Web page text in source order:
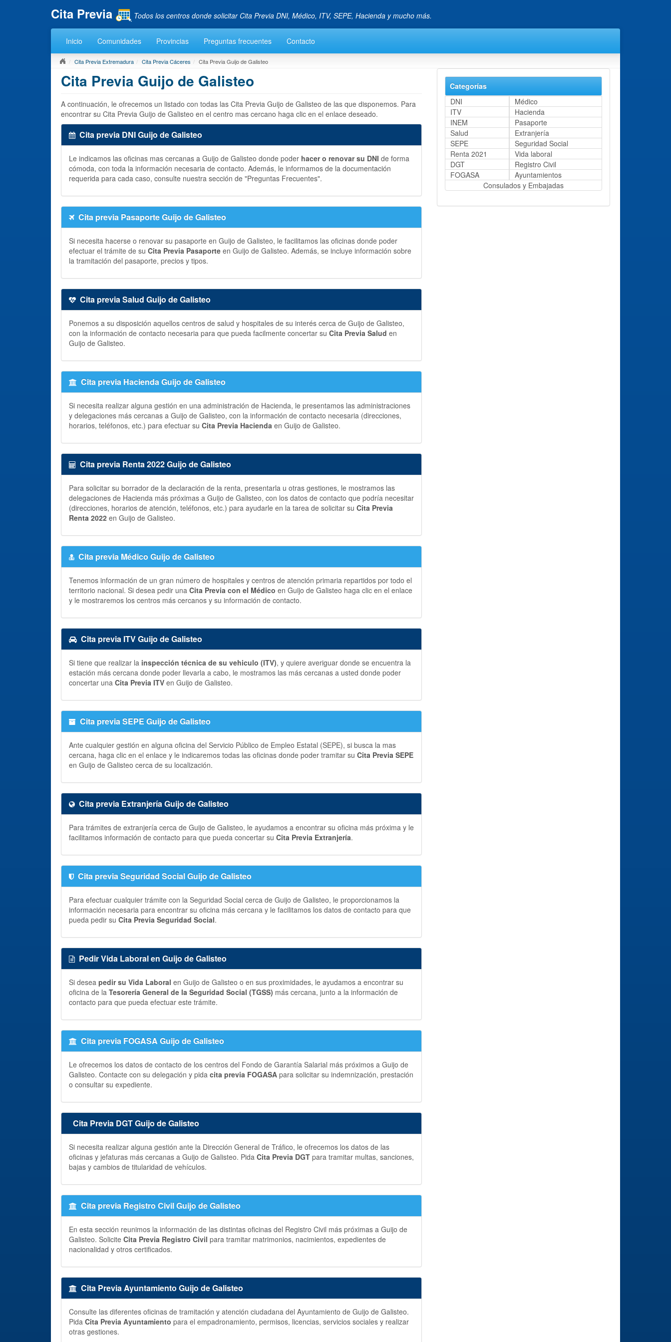
Cita Previa Todos los centros donde solicitar Cita Previa DNI, Médico, ITV, SEPE, Hacienda y mucho más.
Inicio Comunidades Provincias Preguntas frecuentes Contacto
Cita Previa Extremadura Cita Previa Cáceres Cita Previa Guijo de Galisteo
Cita Previa Guijo de Galisteo
A continuación, le ofrecemos un listado con todas las Cita Previa Guijo de Galisteo de las que disponemos. Para
encontrar su Cita Previa Guijo de Galisteo en el centro mas cercano haga clic en el enlace deseado.
Cita previa DNI Guijo de Galisteo
Le indicamos las oficinas mas cercanas a Guijo de Galisteo donde poder hacer o renovar su DNI de forma
cómoda, con toda la información necesaria de contacto. Además, le informamos de la documentación
requerida para cada caso, consulte nuestra sección de "Preguntas Frecuentes".
Cita previa Pasaporte Guijo de Galisteo
Si necesita hacerse o renovar su pasaporte en Guijo de Galisteo, le facilitamos las oficinas donde poder
efectuar el trámite de su Cita Previa Pasaporte en Guijo de Galisteo. Además, se incluye información sobre
la tramitación del pasaporte, precios y tipos.
Cita previa Salud Guijo de Galisteo
Ponemos a su disposición aquellos centros de salud y hospitales de su interés cerca de Guijo de Galisteo,
con la información de contacto necesaria para que pueda facilmente concertar su Cita Previa Salud en
Guijo de Galisteo.
Cita previa Hacienda Guijo de Galisteo
Si necesita realizar alguna gestión en una administración de Hacienda, le presentamos las administraciones
y delegaciones más cercanas a Guijo de Galisteo, con la información de contacto necesaria (direcciones,
horarios, teléfonos, etc.) para efectuar su Cita Previa Hacienda en Guijo de Galisteo.
Cita previa Renta 2022 Guijo de Galisteo
Para solicitar su borrador de la declaración de la renta, presentarla u otras gestiones, le mostramos las
delegaciones de Hacienda más próximas a Guijo de Galisteo, con los datos de contacto que podría necesitar
(direcciones, horarios de atención, teléfonos, etc.) para ayudarle en la tarea de solicitar su Cita Previa
Renta 2022 en Guijo de Galisteo.
Cita previa Médico Guijo de Galisteo
Tenemos información de un gran número de hospitales y centros de atención primaria repartidos por todo el
territorio nacional. Si desea pedir una Cita Previa con el Médico en Guijo de Galisteo haga clic en el enlace
y le mostraremos los centros más cercanos y su información de contacto.
Cita previa ITV Guijo de Galisteo
Si tiene que realizar la inspección técnica de su vehiculo (ITV), y quiere averiguar donde se encuentra la
estación más cercana donde poder llevarla a cabo, le mostramos las más cercanas a usted donde poder
concertar una Cita Previa ITV en Guijo de Galisteo.
Cita previa SEPE Guijo de Galisteo
Ante cualquier gestión en alguna oficina del Servicio Público de Empleo Estatal (SEPE), si busca la mas
cercana, haga clic en el enlace y le indicaremos todas las oficinas donde poder tramitar su Cita Previa SEPE
en Guijo de Galisteo cerca de su localización.
Cita previa Extranjería Guijo de Galisteo
Para trámites de extranjería cerca de Guijo de Galisteo, le ayudamos a encontrar su oficina más próxima y le
facilitamos información de contacto para que pueda concertar su Cita Previa Extranjería.
Cita previa Seguridad Social Guijo de Galisteo
Para efectuar cualquier trámite con la Seguridad Social cerca de Guijo de Galisteo, le proporcionamos la
información necesaria para encontrar su oficina más cercana y le facilitamos los datos de contacto para que
pueda pedir su Cita Previa Seguridad Social.
Pedir Vida Laboral en Guijo de Galisteo
Si desea pedir su Vida Laboral en Guijo de Galisteo o en sus proximidades, le ayudamos a encontrar su
oficina de la Tesorería General de la Seguridad Social (TGSS) más cercana, junto a la información de
contacto para que pueda efectuar este trámite.
Cita previa FOGASA Guijo de Galisteo
Le ofrecemos los datos de contacto de los centros del Fondo de Garantía Salarial más próximos a Guijo de
Galisteo. Contacte con su delegación y pida cita previa FOGASA para solicitar su indemnización, prestación
o consultar su expediente.
Cita Previa DGT Guijo de Galisteo
Si necesita realizar alguna gestión ante la Dirección General de Tráfico, le ofrecemos los datos de las
oficinas y jefaturas más cercanas a Guijo de Galisteo. Pida Cita Previa DGT para tramitar multas, sanciones,
bajas y cambios de titularidad de vehículos.
Cita previa Registro Civil Guijo de Galisteo
En esta sección reunimos la información de las distintas oficinas del Registro Civil más próximas a Guijo de
Galisteo. Solicite Cita Previa Registro Civil para tramitar matrimonios, nacimientos, expedientes de
nacionalidad y otros certificados.
Cita Previa Ayuntamiento Guijo de Galisteo
Consulte las diferentes oficinas de tramitación y atención ciudadana del Ayuntamiento de Guijo de Galisteo.
Pida Cita Previa Ayuntamiento para el empadronamiento, permisos, licencias, servicios sociales y realizar
otras gestiones.
Categorías
DNI
Médico
ITV
Hacienda
INEM
Pasaporte
Salud
Extranjería
SEPE
Seguridad Social
Renta 2021
Vida laboral
DGT
Registro Civil
FOGASA
Ayuntamientos
Consulados y Embajadas